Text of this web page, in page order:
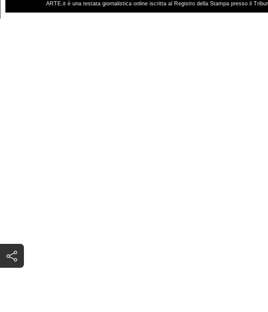
ARTE.it è una testata giornalistica online iscritta al Registro della Stampa presso il